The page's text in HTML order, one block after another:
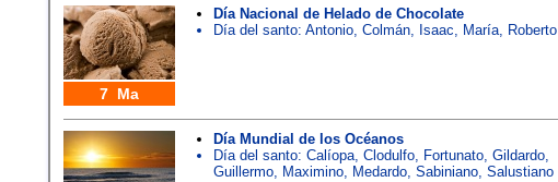
7 Ma
Día Nacional de Helado de Chocolate
Día del santo: Antonio Colmán Isaac María Roberto
Día Mundial de los Océanos
Día del santo: Calíopa Clodulfo Fortunato Gildardo
Guillermo Maximino Medardo Sabiniano Salustiano